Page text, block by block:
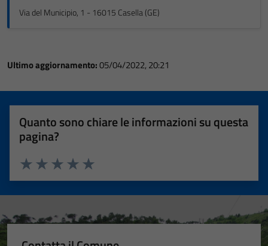
Via del Municipio, 1 - 16015 Casella (GE)
Ultimo aggiornamento:05/04/2022, 20:21
Quanto sono chiare le informazioni su questa
pagina?
Valuta 5 stelle su 5
Valuta 4 stelle su 5
Valuta 3 stelle su 5
Valuta 2 stelle su 5
Valuta 1 stelle su 5